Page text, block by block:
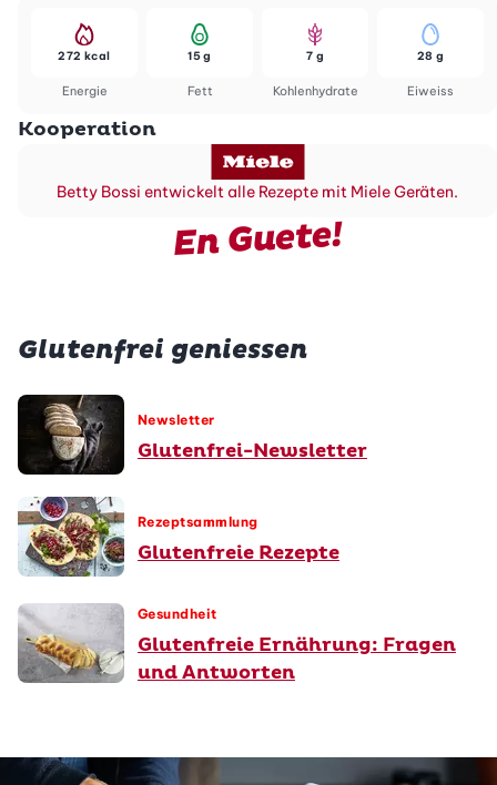
Energie
272 kcal
Fett
15 g
Kohlenhydrate
7 g
Eiweiss
28 g
Kooperation
Betty Bossi entwickelt alle Rezepte mit Miele Geräten.
En Guete!
Glutenfrei geniessen
Newsletter
Glutenfrei-Newsletter
Rezeptsammlung
Glutenfreie Rezepte
Gesundheit
Glutenfreie Ernährung: Fragen
und Antworten